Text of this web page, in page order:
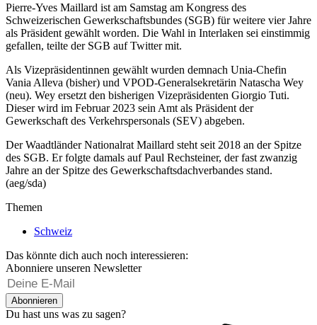
Pierre-Yves Maillard ist am Samstag am Kongress des
Schweizerischen Gewerkschaftsbundes (SGB) für weitere vier Jahre
als Präsident gewählt worden. Die Wahl in Interlaken sei einstimmig
gefallen, teilte der SGB auf Twitter mit.
Als Vizepräsidentinnen gewählt wurden demnach Unia-Chefin
Vania Alleva (bisher) und VPOD-Generalsekretärin Natascha Wey
(neu). Wey ersetzt den bisherigen Vizepräsidenten Giorgio Tuti.
Dieser wird im Februar 2023 sein Amt als Präsident der
Gewerkschaft des Verkehrspersonals (SEV) abgeben.
Der Waadtländer Nationalrat Maillard steht seit 2018 an der Spitze
des SGB. Er folgte damals auf Paul Rechsteiner, der fast zwanzig
Jahre an der Spitze des Gewerkschaftsdachverbandes stand.
(aeg/sda)
Themen
Schweiz
Das könnte dich auch noch interessieren:
Abonniere unseren Newsletter
Abonnieren
Du hast uns was zu sagen?